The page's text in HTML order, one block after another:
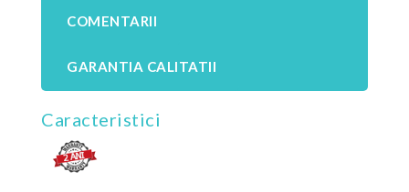
COMENTARII
GARANTIA CALITATII
Caracteristici